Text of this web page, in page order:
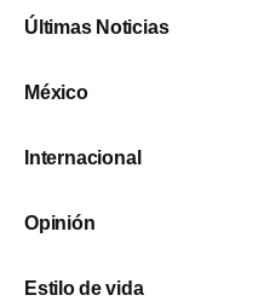
Últimas Noticias
México
Internacional
Opinión
Estilo de vida